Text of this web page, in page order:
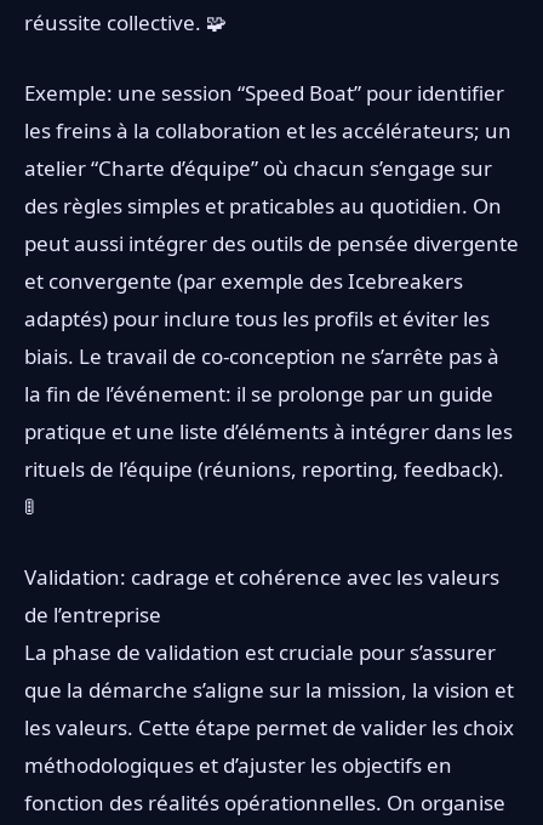
réussite collective. 🧩
Exemple: une session “Speed Boat” pour identifier
les freins à la collaboration et les accélérateurs; un
atelier “Charte d’équipe” où chacun s’engage sur
des règles simples et praticables au quotidien. On
peut aussi intégrer des outils de pensée divergente
et convergente (par exemple des Icebreakers
adaptés) pour inclure tous les profils et éviter les
biais. Le travail de co-conception ne s’arrête pas à
la fin de l’événement: il se prolonge par un guide
pratique et une liste d’éléments à intégrer dans les
rituels de l’équipe (réunions, reporting, feedback).
🚦
Validation: cadrage et cohérence avec les valeurs
de l’entreprise
La phase de validation est cruciale pour s’assurer
que la démarche s’aligne sur la mission, la vision et
les valeurs. Cette étape permet de valider les choix
méthodologiques et d’ajuster les objectifs en
fonction des réalités opérationnelles. On organise